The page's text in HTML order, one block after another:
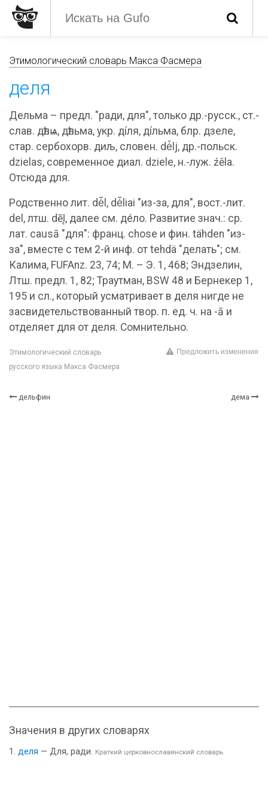
Этимологический словарь Макса Фасмера
деля
Дельма – предл. "ради, для", только др.-русск., ст.-
слав. дѣлѩ, дѣльма, укр. дíля, дíльма, блр. дзеле,
стар. сербохорв. диљ, словен. dė̑lj, др.-польск.
dzielas, современное диал. dziele, н.-луж. źěla.
Отсюда для.
Родственно лит. dė̃l, dė̃liai "из-за, для", вост.-лит.
del, лтш. dẽl̨, далее см. де́ло. Развитие знач.: ср.
лат. causā "для": франц. chose и фин. tähden "из-
за", вместе с тем 2-й инф. от tehdä "делать"; см.
Калима, FUFAnz. 23, 74; М. – Э. 1, 468; Эндзелин,
Лтш. предл. 1, 82; Траутман, BSW 48 и Бернекер 1,
195 и сл., который усматривает в деля нигде не
засвидетельствованный твор. п. ед. ч. на -ā и
отделяет для от деля. Сомнительно.
Этимологический словарь
русского языка Макса Фасмера
Предложить изменения
дельфин дема
Значения в других словарях
деля — Для, ради. Краткий церковнославянский словарь